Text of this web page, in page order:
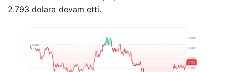
2.793 dolara devam etti.